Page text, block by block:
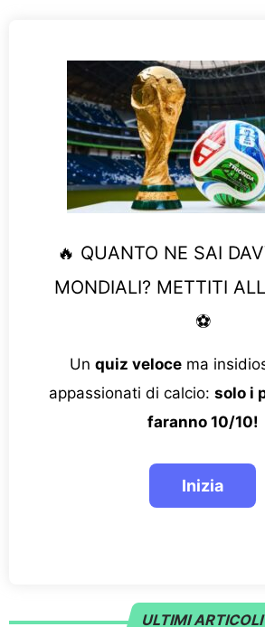
🔥 QUANTO NE SAI
MONDIALI? METTITI
⚽
Un quiz velocema
appassionati di calcio: solo i
faranno 10/10!
ULTIMI ARTICOLI